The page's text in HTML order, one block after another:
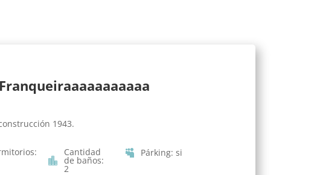
1943.
: Cantidad
de baños:
2
Párking:si